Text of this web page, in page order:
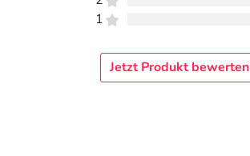
1
Jetzt Produkt bewerten